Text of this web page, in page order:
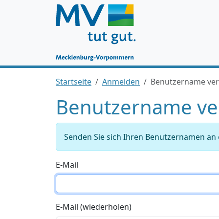
Startseite Anmelden Benutzername
Benutzername
Senden Sie sich Ihren Benutzernamen
E-Mail
E-Mail (wiederholen)